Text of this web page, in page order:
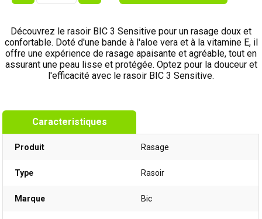
Découvrez le rasoir BIC 3 Sensitive pour un rasage doux et
confortable. Doté d'une bande à l'aloe vera et à la vitamine E, il
offre une expérience de rasage apaisante et agréable, tout en
assurant une peau lisse et protégée. Optez pour la douceur et
l'efficacité avec le rasoir BIC 3 Sensitive.
Caracteristiques
Produit Rasage
Type Rasoir
Marque Bic